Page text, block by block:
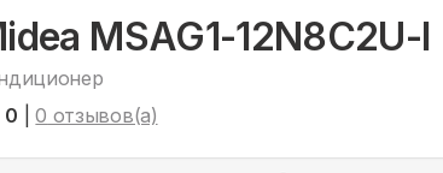
MSAG1-12N8C2U-I
0
0 отзывов(а)